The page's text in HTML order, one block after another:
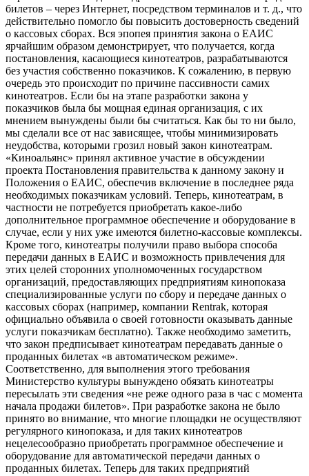
билетов – через Интернет, посредством терминалов и т. д., что
действительно помогло бы повысить достоверность сведений
о кассовых сборах. Вся эпопея принятия закона о ЕАИС
ярчайшим образом демонстрирует, что получается, когда
постановления, касающиеся кинотеатров, разрабатываются
без участия собственно показчиков. К сожалению, в первую
очередь это происходит по причине пассивности самих
кинотеатров. Если бы на этапе разработки закона у
показчиков была бы мощная единая организация, с их
мнением вынуждены были бы считаться. Как бы то ни было,
мы сделали все от нас зависящее, чтобы минимизировать
неудобства, которыми грозил новый закон кинотеатрам.
«Киноальянс» принял активное участие в обсуждении
проекта Постановления правительства к данному закону и
Положения о ЕАИС, обеспечив включение в последнее ряда
необходимых показчикам условий. Теперь, кинотеатрам, в
частности не потребуется приобретать какое-либо
дополнительное программное обеспечение и оборудование в
случае, если у них уже имеются билетно-кассовые комплексы.
Кроме того, кинотеатры получили право выбора способа
передачи данных в ЕАИС и возможность привлечения для
этих целей сторонних уполномоченных государством
организаций, предоставляющих предприятиям кинопоказа
специализированные услуги по сбору и передаче данных о
кассовых сборах (например, компании Rentrak, которая
официально объявила о своей готовности оказывать данные
услуги показчикам бесплатно). Также необходимо заметить,
что закон предписывает кинотеатрам передавать данные о
проданных билетах «в автоматическом режиме».
Соответственно, для выполнения этого требования
Министерство культуры вынуждено обязать кинотеатры
пересылать эти сведения «не реже одного раза в час с момента
начала продажи билетов». При разработке закона не было
принято во внимание, что многие площадки не осуществляют
регулярного кинопоказа, и для таких кинотеатров
нецелесообразно приобретать программное обеспечение и
оборудование для автоматической передачи данных о
проданных билетах. Теперь для таких предприятий